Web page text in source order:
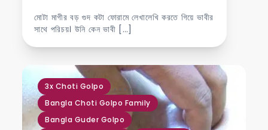
মোটা মাগীর বড় গুদ কটা ফোরামে লেখালেখি করতে গিয়ে ভাবীর
সাথে পরিচয়। উনি কেন ভাবী […]
3x Choti Golpo ,
Bangla Choti Golpo Family
,
Bangla Guder Golpo
,,,